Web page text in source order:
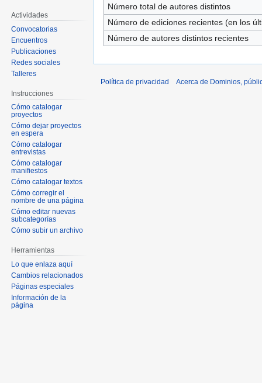
Número total de autores distintos
Número de ediciones recientes (en los
Número de autores distintos recientes
Actividades
Convocatorias
Encuentros
Publicaciones
Redes sociales
Talleres
Instrucciones
Cómo catalogar
proyectos
Cómo dejar proyectos
en espera
Cómo catalogar
entrevistas
Cómo catalogar
manifiestos
Cómo catalogar textos
Cómo corregir el
nombre de una página
Cómo editar nuevas
subcategorías
Cómo subir un archivo
Herramientas
Lo que enlaza aquí
Cambios relacionados
Páginas especiales
Información de la
página
Política de privacidad Acerca de Dominios,